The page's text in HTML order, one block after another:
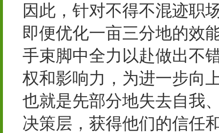
因此，针对不得不混迹职
即便优化一亩三分地的效
手束脚中全力以赴做出不
权和影响力，为进一步向
也就是先部分地失去自我
决策层，获得他们的信任